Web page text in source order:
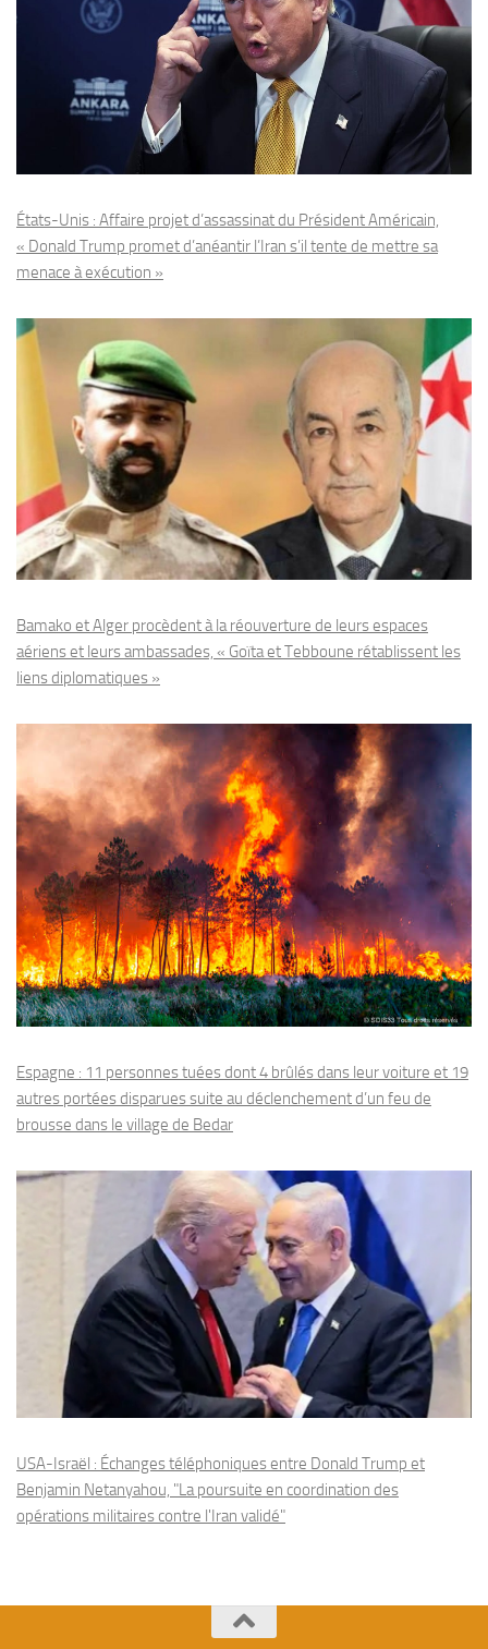
États-Unis : Affaire projet d’assassinat du Président Américain,
« Donald Trump promet d’anéantir l’Iran s’il tente de mettre sa
menace à exécution »
Bamako et Alger procèdent à la réouverture de leurs espaces
aériens et leurs ambassades, « Goïta et Tebboune rétablissent les
liens diplomatiques »
Espagne : 11 personnes tuées dont 4 brûlés dans leur voiture et 19
autres portées disparues suite au déclenchement d’un feu de
brousse dans le village de Bedar
USA-Israël : Échanges téléphoniques entre Donald Trump et
Benjamin Netanyahou, "La poursuite en coordination des
opérations militaires contre l'Iran validé"